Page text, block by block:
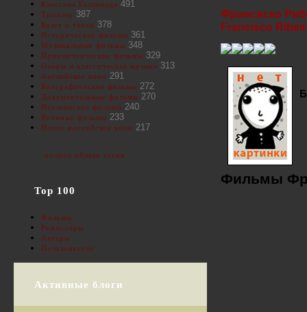
Франсиско
Francisco
Фильмы
Классика Голливуда 491
Триллер 387
Балет и танец 378
Исторические фильмы 361
Музыкальные фильмы 348
Приключенческие фильмы 329
Оперы и классическая музыка 313
Английское кино 291
Биографические фильмы 272
Документальные фильмы 270
Итальянские фильмы 240
Военные фильмы 233
Новое российское кино 217
полное облако тегов
Top 100
Фильмы
Режиссеры
Актеры
Пользователи
Активные блоги